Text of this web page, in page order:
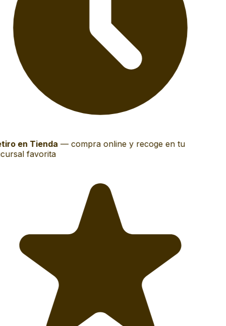
en Tienda— compra online y recoge en tu
favorita